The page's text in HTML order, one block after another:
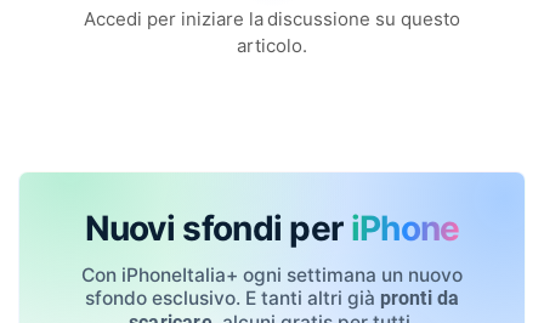
Accedi per iniziare la discussione su questo
articolo.
Nuovi sfondi per iPhone
Con iPhoneItalia+ ogni settimana un nuovo
sfondo esclusivo. E tanti altri già pronti da